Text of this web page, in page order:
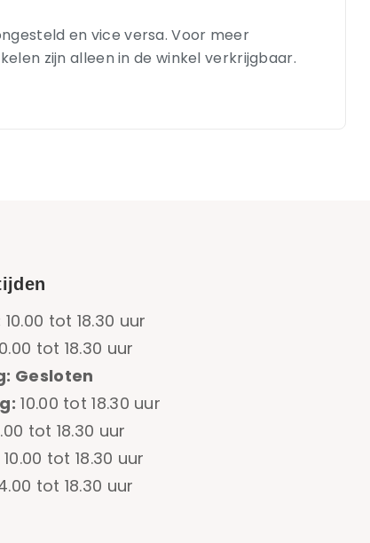
en vice versa. Voor meer
zijn alleen in de winkel verkrijgbaar.
10.00 tot 18.30 uur
tot 18.30 uur
Gesloten
10.00 tot 18.30 uur
tot 18.30 uur
10.00 tot 18.30 uur
tot 18.30 uur